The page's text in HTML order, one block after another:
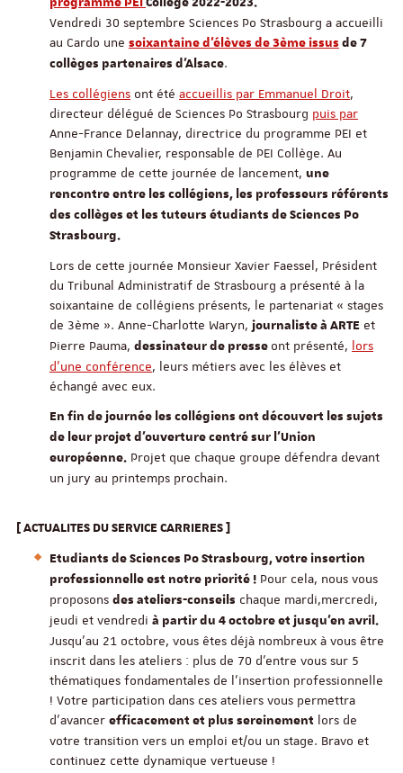
Vendredi 30 septembre Sciences Po Strasbourg a accueilli
au Cardo une soixantaine d'élèves de 3ème issus de 7
collèges partenaires d’Alsace.
Les collégiens ont été accueillis par Emmanuel Droit,
directeur délégué de Sciences Po Strasbourg puis par
Anne-France Delannay, directrice du programme PEI et
Benjamin Chevalier, responsable de PEI Collège. Au
programme de cette journée de lancement, une
rencontre entre les collégiens, les professeurs référents
des collèges et les tuteurs étudiants de Sciences Po
Strasbourg.
Lors de cette journée Monsieur Xavier Faessel, Président
du Tribunal Administratif de Strasbourg a présenté à la
soixantaine de collégiens présents, le partenariat « stages
de 3ème ». Anne-Charlotte Waryn, journaliste à ARTE et
Pierre Pauma, dessinateur de presse ont présenté, lors
d'une conférence, leurs métiers avec les élèves et
échangé avec eux.
En fin de journée les collégiens ont découvert les sujets
de leur projet d'ouverture centré sur l'Union
européenne. Projet que chaque groupe défendra devant
un jury au printemps prochain.
[ACTUALITES DU SERVICE CARRIERES ]
Etudiants de Sciences Po Strasbourg, votre insertion
professionnelle est notre priorité ! Pour cela, nous vous
proposons des ateliers-conseils chaque mardi,mercredi,
jeudi et vendredi à partir du 4 octobre et jusqu'en avril.
Jusqu'au 21 octobre, vous êtes déjà nombreux à vous être
inscrit dans les ateliers : plus de 70 d'entre vous sur 5
thématiques fondamentales de l'insertion professionnelle
! Votre participation dans ces ateliers vous permettra
d'avancer efficacement et plus sereinement lors de
votre transition vers un emploi et/ou un stage. Bravo et
continuez cette dynamique vertueuse !